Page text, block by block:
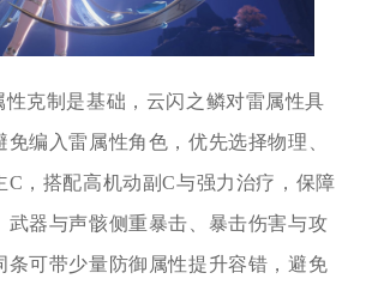
性克制是基础，云闪之鳞对雷属性具
编入雷属性角色，优先选择物理、
C，搭配高机动副C与强力治疗，保障
武器与声骸侧重暴击、暴击伤害与攻
条可带少量防御属性提升容错，避免